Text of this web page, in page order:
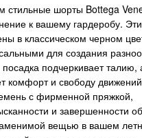
стильные шорты Bottega
к вашему гардеробу.
в классическом черном
для создания
подчеркивает талию,
комфорт и свободу
с фирменной пряжкой,
и завершенности
вещью в вашем